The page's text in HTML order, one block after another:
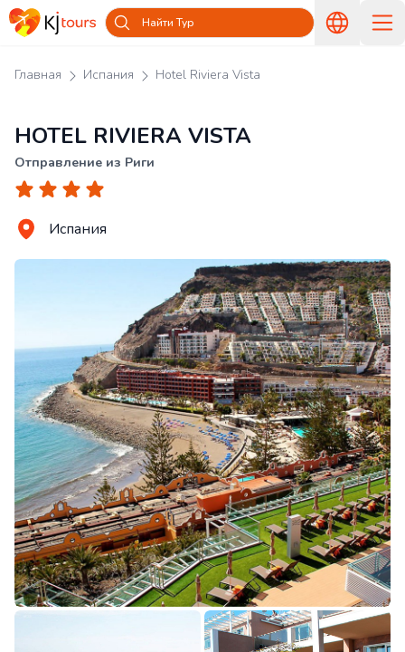
Найти Тур
Главная Испания Hotel Riviera Vista
HOTEL RIVIERA VISTA
Отправление из Риги
Испания